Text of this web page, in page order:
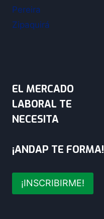
Pereira
Zipaquirá
EL MERCADO
LABORAL TE
NECESITA
¡ANDAP TE FORMA!
¡INSCRIBIRME!